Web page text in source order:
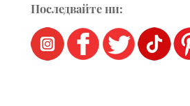
Последвайте ни: